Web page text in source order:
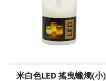
米白色LED 搖曳蠟燭(小)